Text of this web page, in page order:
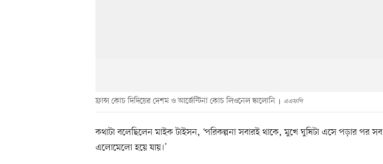
ফ্রান্স কোচ দিদিয়ের দেশম ও আর্জেন্টিনা কোচ লিওনেল স্কালোনি এএফপি
কথাটা বলেছিলেন মাইক টাইসন, ‘পরিকল্পনা সবারই থাকে, মুখে ঘুষিটা এসে পড়ার পর সব
এলোমেলো হয়ে যায়।’